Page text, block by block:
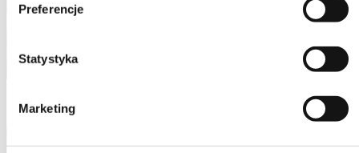
Preferencje
Statystyka
Marketing